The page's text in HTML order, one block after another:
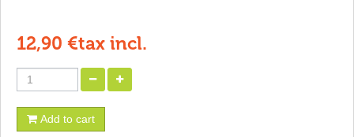
12,90 €tax incl.
Add to cart